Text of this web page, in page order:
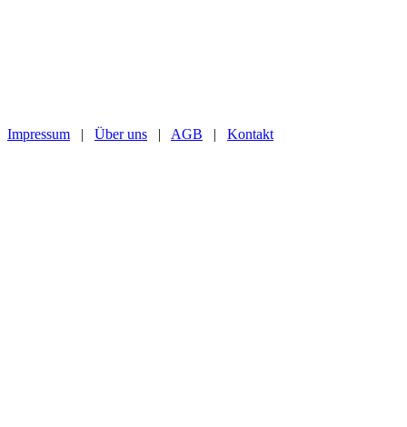
Impressum | Über uns | AGB | Kontakt